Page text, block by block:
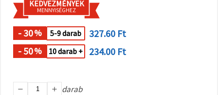
Beállításokban
megadhatja
preferenciáit
az adott
típusú sütik
kiválasztásával
"Mentés"
KEDVEZMÉNYEK
MENNYISÉGHEZ
- 30% 5-9 darab
327.60 Ft
- 50% 10 darab + 234.00 Ft
darab